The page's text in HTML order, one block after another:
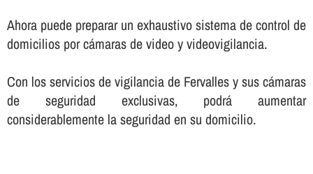
Ahora puede preparar un exhaustivo sistema de control de
domicilios por cámaras de video y videovigilancia.
Con los servicios de vigilancia de Fervalles y sus cámaras
de seguridad exclusivas, podrá aumentar
considerablemente la seguridad en su domicilio.